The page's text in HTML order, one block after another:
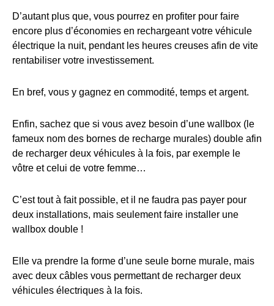
D’autant plus que, vous pourrez en profiter pour faire
encore plus d’économies en rechargeant votre véhicule
électrique la nuit, pendant les heures creuses afin de vite
rentabiliser votre investissement.
En bref, vous y gagnez en commodité, temps et argent.
Enfin, sachez que si vous avez besoin d’une wallbox (le
fameux nom des bornes de recharge murales) double afin
de recharger deux véhicules à la fois, par exemple le
vôtre et celui de votre femme…
C’est tout à fait possible, et il ne faudra pas payer pour
deux installations, mais seulement faire installer une
wallbox double !
Elle va prendre la forme d’une seule borne murale, mais
avec deux câbles vous permettant de recharger deux
véhicules électriques à la fois.